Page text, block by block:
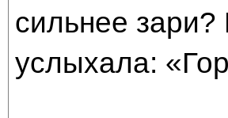
сильнее
услыхала: